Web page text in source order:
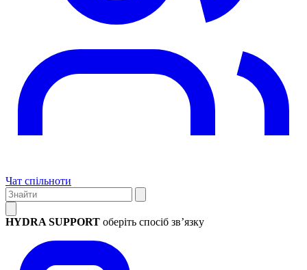
Чат спільноти
HYDRA SUPPORT оберіть спосіб зв’язку